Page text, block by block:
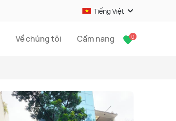
Tiếng Việt
Về chúng tôi Cẩm nang 0